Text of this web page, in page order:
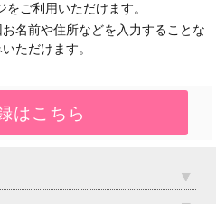
ご利用いただけます。
名前や住所などを入力することな
ただけます。